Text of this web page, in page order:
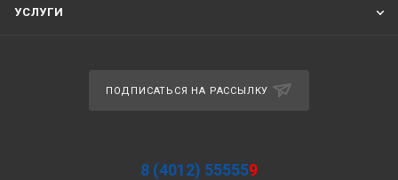
УСЛУГИ
ПОДПИСАТЬСЯ НА РАССЫЛКУ
8 (4012) 555559